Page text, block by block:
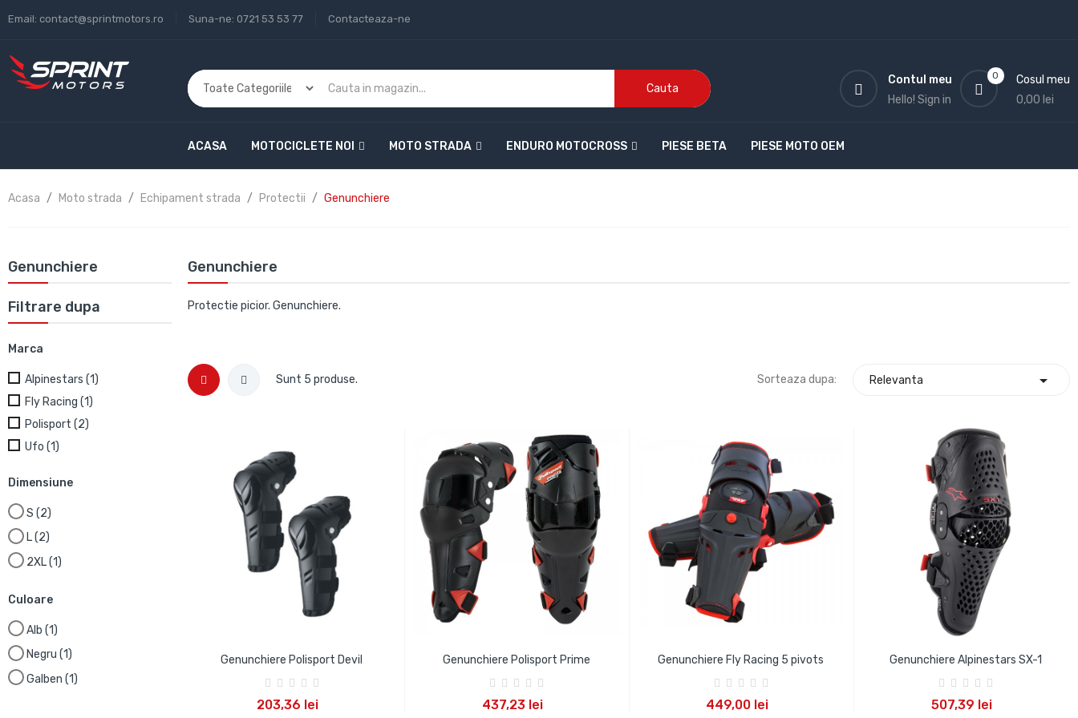
Email: contact@sprintmotors.ro Suna-ne: 0721 53 53 77 Contacteaza-ne
Cauta
0
Cosul meu
0,00 lei
Contul meu
Hello! Sign in
ACASA MOTOCICLETE NOI MOTO STRADA ENDURO MOTOCROSS PIESE BETA PIESE MOTO OEM
Acasa Moto strada Echipament strada Protectii Genunchiere
Genunchiere
Filtrare dupa
Marca
Alpinestars (1)
Fly Racing (1)
Polisport (2)
Ufo (1)
Dimensiune
S (2)
L(2)
2XL(1)
Culoare
Alb (1)
Negru (1)
Galben (1)
Genunchiere
Protectie picior. Genunchiere.
Sunt 5 produse. Sorteaza dupa: Relevanta 
Genunchiere Polisport Devil
203,36 lei
Genunchiere Polisport Prime
437,23 lei
Genunchiere Fly Racing 5 pivots
449,00 lei
Genunchiere Alpinestars SX-1
507,39 lei